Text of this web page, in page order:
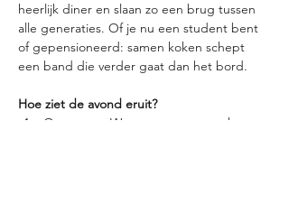
heerlijk diner en slaan zo een brug tussen
alle generaties. Of je nu een student bent
of gepensioneerd: samen koken schept
een band die verder gaat dan het bord.
Hoe ziet de avond eruit?
Ontvangst: We starten met een korte